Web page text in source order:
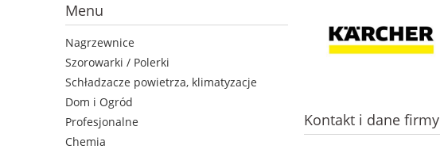
Menu
Nagrzewnice
Szorowarki / Polerki
Schładzacze powietrza, klimatyzacje
Dom i Ogród
Profesjonalne
Chemia
Kontakt i dane firmy